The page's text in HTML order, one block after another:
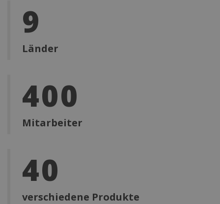
9
Länder
400
Mitarbeiter
40
verschiedene Produkte